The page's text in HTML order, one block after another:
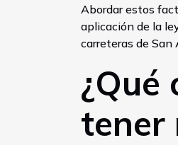
Abordar estos
aplicación de la
carreteras de San
¿Qué
tener